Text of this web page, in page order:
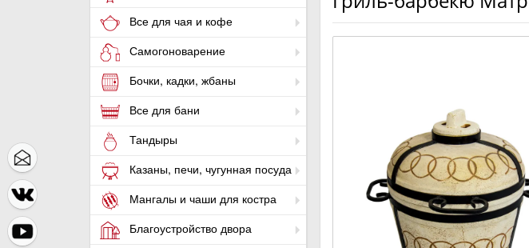
Все для чая и кофе
Самогоноварение
Бочки, кадки, жбаны
Все для бани
Тандыры
Казаны, печи, чугунная посуда
Мангалы и чаши для костра
Благоустройство двора